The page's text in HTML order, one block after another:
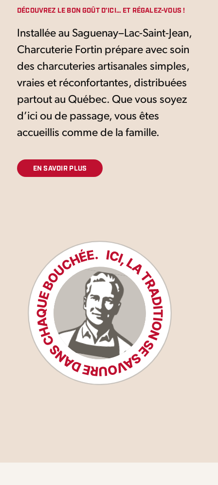
DÉCOUVREZ LE BON GOÛT D’ICI… ET RÉGALEZ-VOUS !
Installée au Saguenay–Lac-Saint-Jean,
Charcuterie Fortin prépare avec soin
des charcuteries artisanales simples,
vraies et réconfortantes, distribuées
partout au Québec. Que vous soyez
d’ici ou de passage, vous êtes
accueillis comme de la famille.
EN SAVOIR PLUS